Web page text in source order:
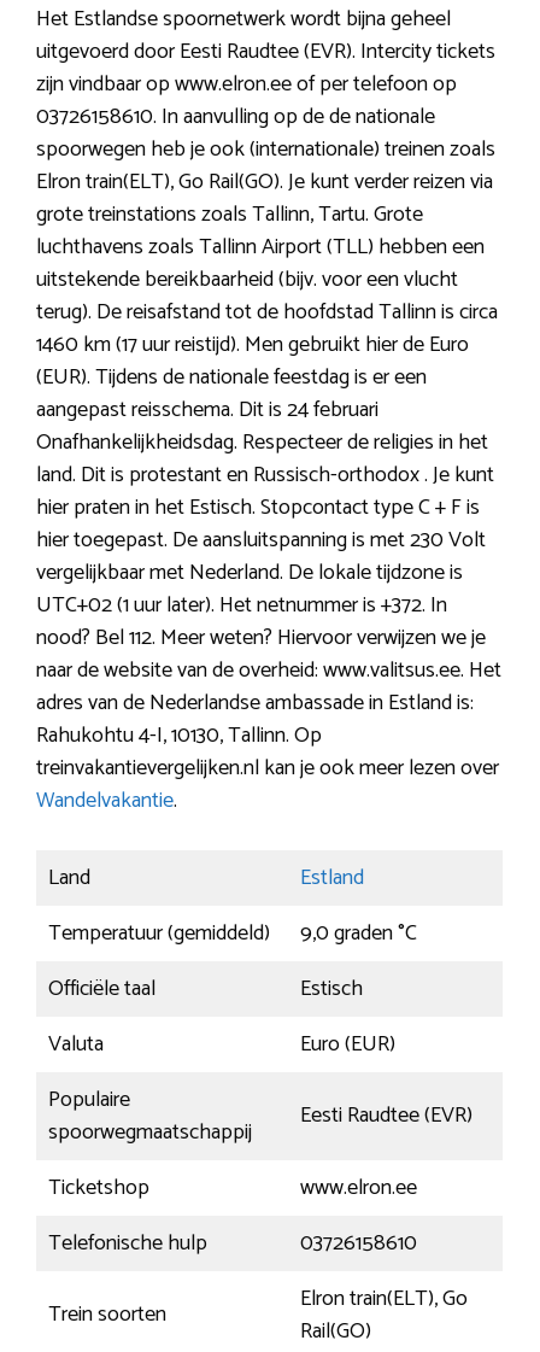
Het Estlandse spoornetwerk wordt bijna geheel
uitgevoerd door Eesti Raudtee (EVR). Intercity tickets
zijn vindbaar op www.elron.ee of per telefoon op
03726158610. In aanvulling op de de nationale
spoorwegen heb je ook (internationale) treinen zoals
Elron train(ELT), Go Rail(GO). Je kunt verder reizen via
grote treinstations zoals Tallinn, Tartu. Grote
luchthavens zoals Tallinn Airport (TLL) hebben een
uitstekende bereikbaarheid (bijv. voor een vlucht
terug). De reisafstand tot de hoofdstad Tallinn is circa
1460 km (17 uur reistijd). Men gebruikt hier de Euro
(EUR). Tijdens de nationale feestdag is er een
aangepast reisschema. Dit is 24 februari
Onafhankelijkheidsdag. Respecteer de religies in het
land. Dit is protestant en Russisch-orthodox . Je kunt
hier praten in het Estisch. Stopcontact type C + F is
hier toegepast. De aansluitspanning is met 230 Volt
vergelijkbaar met Nederland. De lokale tijdzone is
UTC+02 (1 uur later). Het netnummer is +372. In
nood? Bel 112. Meer weten? Hiervoor verwijzen we je
naar de website van de overheid: www.valitsus.ee. Het
adres van de Nederlandse ambassade in Estland is:
Rahukohtu 4-I, 10130, Tallinn. Op
treinvakantievergelijken.nl kan je ook meer lezen over
Wandelvakantie.
Land
Estland
Temperatuur (gemiddeld)
9,0 graden °C
Officiële taal
Estisch
Valuta
Euro (EUR)
Populaire
spoorwegmaatschappij
Eesti Raudtee (EVR)
Ticketshop
www.elron.ee
Telefonische hulp
03726158610
Trein soorten
Elron train(ELT), Go
Rail(GO)